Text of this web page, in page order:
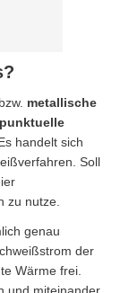
metallische
handelt sich
Soll
zu nutze.
genau
der
Wärme frei.